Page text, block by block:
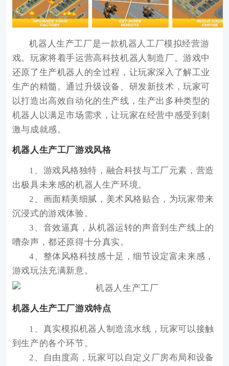
机器人生产工厂是一款机器人工厂模拟经营游
戏。玩家将着手运营高科技机器人制造厂。游戏中
还原了生产机器人的全过程，让玩家深入了解工业
生产的精髓。通过升级设备、研发新技术，玩家可
以打造出高效自动化的生产线，生产出多种类型的
机器人以满足市场需求，让玩家在经营中感受到刺
激与成就感。
机器人生产工厂游戏风格
1、游戏风格独特，融合科技与工厂元素，营造
出极具未来感的机器人生产环境。
2、画面精美细腻，美术风格贴合，为玩家带来
沉浸式的游戏体验。
3、音效逼真，从机器运转的声音到生产线上的
嘈杂声，都还原得十分真实。
4、整体风格科技感十足，细节设定富未来感，
游戏玩法充满新意。
机器人生产工厂游戏特点
1、真实模拟机器人制造流水线，玩家可以接触
到生产的各个环节。
2、自由度高，玩家可以自定义厂房布局和设备